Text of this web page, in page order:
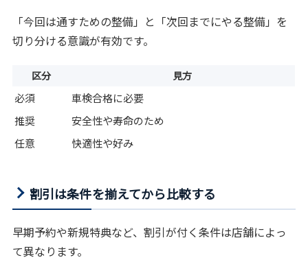
「今回は通すための整備」と「次回までにやる整備」を
切り分ける意識が有効です。
区分 見方
必須
車検合格に必要
推奨
安全性や寿命のため
任意
快適性や好み
割引は条件を揃えてから比較する
早期予約や新規特典など、割引が付く条件は店舗によっ
て異なります。